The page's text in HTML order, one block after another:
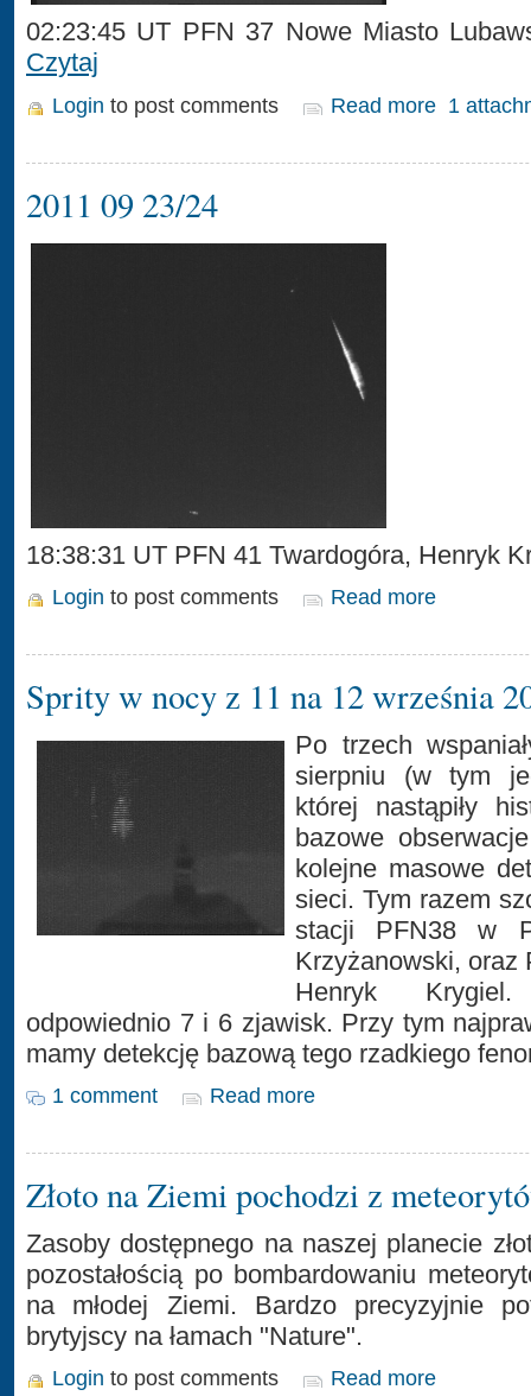
02:23:45 UT PFN 37 Nowe Miasto
Czytaj
Login to post comments Read more 1
2011 09 23/24
18:38:31 UT PFN 41 Twardogóra, Henryk
Login to post comments Read more
Sprity w nocy z 11 na 12 września
Po trzech
sierpniu (w tym
której nastąpiły
bazowe
kolejne masowe
sieci. Tym razem
stacji PFN38 w
Krzyżanowski, oraz
Henryk
odpowiednio 7 i 6 zjawisk. Przy tym
mamy detekcję bazową tego rzadkiego
1 comment Read more
Złoto na Ziemi pochodzi z
Zasoby dostępnego na naszej planecie
pozostałością po bombardowaniu
na młodej Ziemi. Bardzo precyzyjnie
brytyjscy na łamach "Nature".
Login to post comments Read more